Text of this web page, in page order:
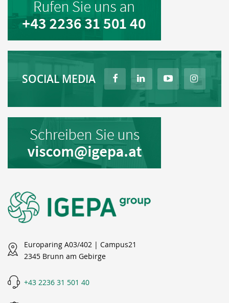
SOCIAL MEDIA
Europaring A03/402 | Campus21
2345 Brunn am Gebirge
+43 2236 31 501 40